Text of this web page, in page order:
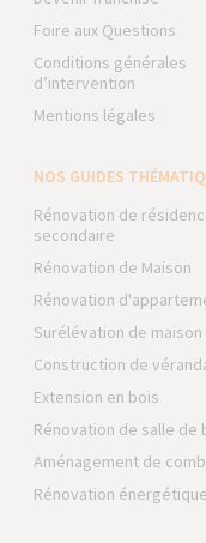
Foire aux Questions
Conditions générales
d’intervention
Mentions légales
NOS GUIDES
Rénovation de
secondaire
Rénovation de Maison
Rénovation
Surélévation de maison
Construction de
Extension en bois
Rénovation de salle de
Aménagement de
Rénovation énergétique